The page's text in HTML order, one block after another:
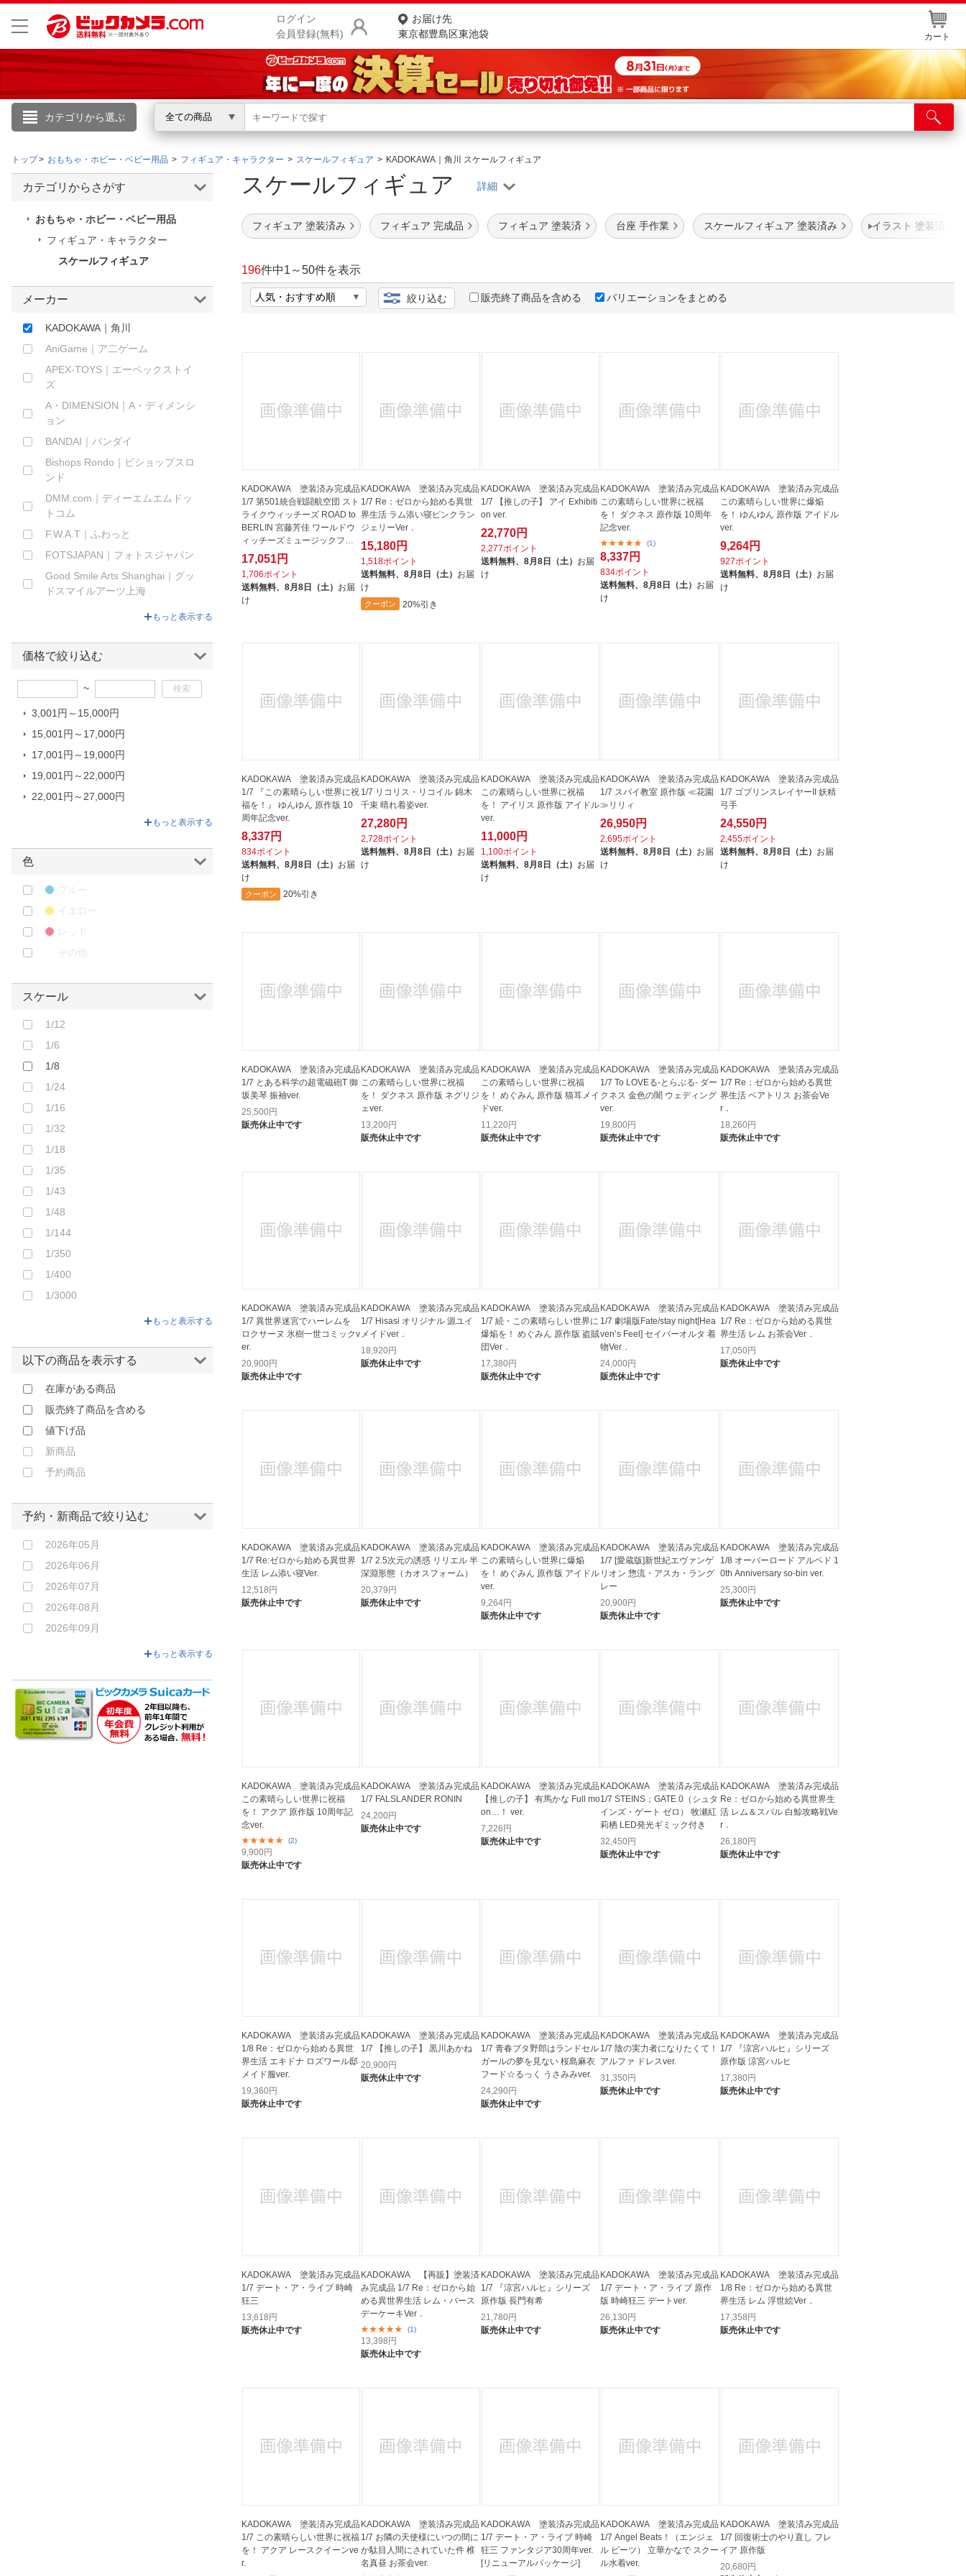
ログイン
会員登録(無料)
お届け先
東京都豊島区東池袋
カート
カテゴリから選ぶ 全ての商品
こんにちは
ログイン
会員メニュー
お知らせ
ランキングからさがす
カテゴリ一覧からさがす
ご利用ガイド
店舗情報・店舗一覧
トップ おもちゃ・ホビー・ベビー用品 フィギュア・キャラクター スケールフィギュア KADOKAWA｜角川 スケールフィギュア
スケールフィギュア
フィギュア 塗装済み フィギュア 完成品 フィギュア 塗装済 台座 手作業 スケールフィギュア 塗装済み イラスト 塗装済み
196件中1 ～50件を表示
絞り込む 販売終了商品を含める バリエーションをまとめる
KADOKAWA 塗装済み完成品
1/7 第501統合戦闘航空団 スト
ライクウィッチーズ ROAD to
BERLIN 宮藤芳佳 ワールドウ
ィッチーズミュージックフェ
スタ20...
17,051円
1,706ポイント
送料無料、 8月8日（土） お届
け
KADOKAWA 塗装済み完成品
1/7 Re：ゼロから始める異世
界生活 ラム添い寝ピンクラン
ジェリーVer．
15,180円
1,518ポイント
送料無料、8月8日（土） お届
け
クーポン 20%引き
KADOKAWA 塗装済み完成品
1/7 【推しの子】 アイ Exhibiti
on ver.
22,770円
2,277ポイント
送料無料、 8月8日（土） お届
け
KADOKAWA 塗装済み完成品
この素晴らしい世界に祝福
を！ ダクネス 原作版 10周年
記念ver.
(1)
8,337円
834ポイント
送料無料、8月8日（土） お届
け
KADOKAWA 塗装済み完成品
この素晴らしい世界に爆焔
を！ ゆんゆん 原作版 アイドル
ver.
9,264円
927ポイント
送料無料、 8月8日（土） お届
け
KADOKAWA 塗装済み完成品
1/7 『この素晴らしい世界に祝
福を！』 ゆんゆん 原作版 10
周年記念ver.
8,337円
834ポイント
送料無料、 8月8日（土） お届
け
クーポン 20%引き
KADOKAWA 塗装済み完成品
1/7 リコリス・リコイル 錦木
千束 晴れ着姿ver.
27,280円
2,728ポイント
送料無料、8月8日（土） お届
け
KADOKAWA 塗装済み完成品
この素晴らしい世界に祝福
を！ アイリス 原作版 アイドル
ver.
11,000円
1,100ポイント
送料無料、 8月8日（土） お届
け
KADOKAWA 塗装済み完成品
1/7 スパイ教室 原作版 ≪花園
≫リリィ
26,950円
2,695ポイント
送料無料、8月8日（土） お届
け
KADOKAWA 塗装済み完成品
1/7 ゴブリンスレイヤーII 妖精
弓手
24,550円
2,455ポイント
送料無料、 8月8日（土） お届
け
KADOKAWA 塗装済み完成品
1/7 とある科学の超電磁砲T 御
坂美琴 振袖ver.
25,500円
販売休止中です
KADOKAWA 塗装済み完成品
この素晴らしい世界に祝福
を！ ダクネス 原作版 ネグリジ
ェver.
13,200円
販売休止中です
KADOKAWA 塗装済み完成品
この素晴らしい世界に祝福
を！ めぐみん 原作版 猫耳メイ
ドver.
11,220円
販売休止中です
KADOKAWA 塗装済み完成品
1/7 To LOVEる-とらぶる- ダー
クネス 金色の闇 ウェディング
ver.
19,800円
販売休止中です
KADOKAWA 塗装済み完成品
1/7 Re：ゼロから始める異世
界生活 ベアトリス お茶会Ve
r．
18,260円
販売休止中です
KADOKAWA 塗装済み完成品
1/7 異世界迷宮でハーレムを
ロクサーヌ 氷樹一世コミックv
er.
20,900円
販売休止中です
KADOKAWA 塗装済み完成品
1/7 Hisasi オリジナル 源ユイ
メイドver．
18,920円
販売休止中です
KADOKAWA 塗装済み完成品
1/7 続・この素晴らしい世界に
爆焔を！ めぐみん 原作版 盗賊
団Ver．
17,380円
販売休止中です
KADOKAWA 塗装済み完成品
1/7 劇場版Fate/stay night[Hea
ven’s Feel] セイバーオルタ 着
物Ver．
24,000円
販売休止中です
KADOKAWA 塗装済み完成品
1/7 Re：ゼロから始める異世
界生活 レム お茶会Ver．
17,050円
販売休止中です
KADOKAWA 塗装済み完成品
1/7 Re:ゼロから始める異世界
生活 レム添い寝Ver.
12,518円
販売休止中です
KADOKAWA 塗装済み完成品
1/7 2.5次元の誘惑 リリエル 半
深淵形態（カオスフォーム）
20,379円
販売休止中です
KADOKAWA 塗装済み完成品
この素晴らしい世界に爆焔
を！ めぐみん 原作版 アイドル
ver.
9,264円
販売休止中です
KADOKAWA 塗装済み完成品
1/7 [愛蔵版]新世紀エヴァンゲ
リオン 惣流・アスカ・ラング
レー
20,900円
販売休止中です
KADOKAWA 塗装済み完成品
1/8 オーバーロード アルベド 1
0th Anniversary so-bin ver.
25,300円
販売休止中です
KADOKAWA 塗装済み完成品
この素晴らしい世界に祝福
を！ アクア 原作版 10周年記
念ver.
(2)
9,900円
販売休止中です
KADOKAWA 塗装済み完成品
1/7 FALSLANDER RONIN
24,200円
販売休止中です
KADOKAWA 塗装済み完成品
【推しの子】 有馬かな Full mo
on…！ ver.
7,226 円
販売休止中です
KADOKAWA 塗装済み完成品
1/7 STEINS；GATE 0（シュタ
インズ・ゲート ゼロ） 牧瀬紅
莉栖 LED発光ギミック付き
32,450円
販売休止中です
KADOKAWA 塗装済み完成品
Re：ゼロから始める異世界生
活 レム＆スバル 白鯨攻略戦Ve
r．
26,180円
販売休止中です
KADOKAWA 塗装済み完成品
1/8 Re：ゼロから始める異世
界生活 エキドナ ロズワール邸
メイド服ver.
19,360円
販売休止中です
KADOKAWA 塗装済み完成品
1/7 【推しの子】 黒川あかね
20,900円
販売休止中です
KADOKAWA 塗装済み完成品
1/7 青春ブタ野郎はランドセル
ガールの夢を見ない 桜島麻衣
フード☆るっく うさみみver.
24,290円
販売休止中です
KADOKAWA 塗装済み完成品
1/7 陰の実力者になりたくて！
アルファ ドレスver.
31,350円
販売休止中です
KADOKAWA 塗装済み完成品
1/7 『涼宮ハルヒ』シリーズ
原作版 涼宮ハルヒ
17,380円
販売休止中です
KADOKAWA 塗装済み完成品
1/7 デート・ア・ライブ 時崎
狂三
13,618円
販売休止中です
KADOKAWA 【再販】塗装済
み完成品 1/7 Re：ゼロから始
める異世界生活 レム・バース
デーケーキVer．
(1)
13,398円
販売休止中です
KADOKAWA 塗装済み完成品
1/7 『涼宮ハルヒ』シリーズ
原作版 長門有希
21,780円
販売休止中です
KADOKAWA 塗装済み完成品
1/7 デート・ア・ライブ 原作
版 時崎狂三 デートver.
26,130円
販売休止中です
KADOKAWA 塗装済み完成品
1/8 Re：ゼロから始める異世
界生活 レム 浮世絵Ver．
17,358円
販売休止中です
KADOKAWA 塗装済み完成品
1/7 この素晴らしい世界に祝福
を！ アクア レースクイーンve
r.
KADOKAWA 塗装済み完成品
1/7 お隣の天使様にいつの間に
か駄目人間にされていた件 椎
名真昼 お茶会ver.
KADOKAWA 塗装済み完成品
1/7 デート・ア・ライブ 時崎
狂三 ファンタジア30周年ver.
[リニューアルパッケージ]
KADOKAWA 塗装済み完成品
1/7 Angel Beats！（エンジェ
ル ビーツ） 立華かなで スクー
ル水着ver.
KADOKAWA 塗装済み完成品
1/7 回復術士のやり直し フレ
イア 原作版
20,680円
カテゴリからさがす
おもちゃ・ホビー・ベビー用品
フィギュア・キャラクター
スケールフィギュア
メーカー
AniGame｜ア二ゲーム
APEX-TOYS｜エーペックストイ
ズ
A・DIMENSION｜A・ディメンシ
ョン
BANDAI｜バンダイ
Bishops Rondo｜ビショップスロ
ンド
DMM.com｜ディーエムエムドッ
トコム
F.W.A.T｜ふわっと
FOTSJAPAN｜フォトスジャパン
Good Smile Arts Shanghai｜グッ
ドスマイルアーツ上海
Hobby Sakura｜ホビーサクラ
KADOKAWA｜角川
MAGI ARTS｜マギアーツ
Myethos｜ミートス
NEBULATOYS
PROOF｜プルーフ
PURE
QSIX｜キューシックス
RIBOSE｜リーボス
SQUARE ENIX｜スクウェアエニ
WINGS｜ウイングス
アイズプロジェクト｜AIZU
PROJECT
アクアマリン｜AQUAMARINE
アゾンインターナショナル｜
INTELLIGENT SYSTEMS
インフィニティスタジオ｜Infinity
Studio
ウイング｜WING
ウェーブ｜WAVE
エイプラス｜APLUS
エモントイズ｜EMONTOYS
エンソウトイズ｜ENSOUTOYS
オランジュルージュ｜ORANGE
ROUGE
オルカトイズ｜Orcatoys
オーキッドシード｜OrchidSeed
キャラアニ｜Chara-Ani
キューズQ｜ques Q
ギガパルス｜gigapulse
クレーネル｜Claynel
GOOD SMILE COMPANY
コトブキヤ｜壽屋
スカイチューブ｜SKYTUBE
その他メーカー
ソラレイン｜Solarain
ダイキ工業｜DAIKI kougyou
ネオンマックス｜NEONMAX
ビート｜BEAT
ピーエムオフィスエー｜P.M
もっと表示する
価格で絞り込む
~
3,001円～15,000円
15,001円～17,000円
17,001円～19,000円
19,001円～22,000円
22,001円～27,000円
もっと表示する
色
ブルー
イエロー
レッド
その他
スケール
1/12
1/6
1/8
1/24
1/16
1/32
1/18
1/35
1/43
1/48
1/144
1/350
1/400
1/3000
もっと表示する
以下の商品を表示する
在庫がある商品
販売終了商品を含める
値下げ品
新商品
予約商品
予約・新商品で絞り込む
2026年05月
2026年06月
2026年07月
2026年08月
2026年09月
2026年12月
2027年01月以降
もっと表示する